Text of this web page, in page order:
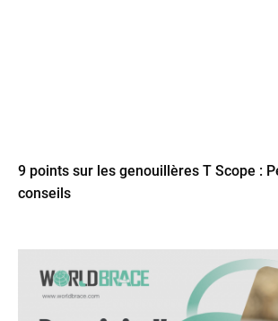
9 points sur les genouillères T Scope :
conseils